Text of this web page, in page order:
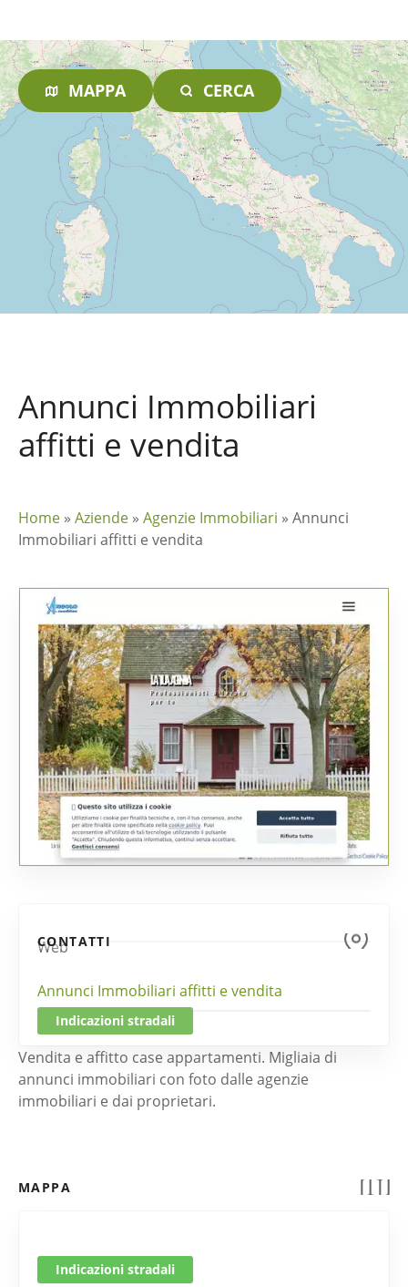
MAPPA CERCA
Annunci Immobiliari
affitti e vendita
Home » Aziende » Agenzie Immobiliari » Annunci
Immobiliari affitti e vendita
CONTATTI
Web
Annunci Immobiliari affitti e vendita
Indicazioni stradali
Vendita e affitto case appartamenti. Migliaia di
annunci immobiliari con foto dalle agenzie
immobiliari e dai proprietari.
MAPPA
Indicazioni stradali